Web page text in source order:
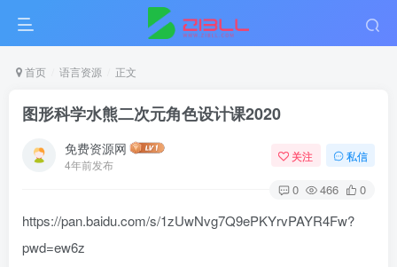
首页 语言资源 正文
图形科学水熊二次元角色设计课2020
免费资源网
4年前发布
关注 私信
0 466 0
https://pan.baidu.com/s/1zUwNvg7Q9ePKYrvPAYR4Fw?
pwd=ew6z